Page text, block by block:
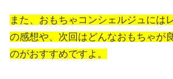
また、おもちゃコンシェルジュには
の感想や、次回はどんなおもちゃが
のがおすすめですよ。